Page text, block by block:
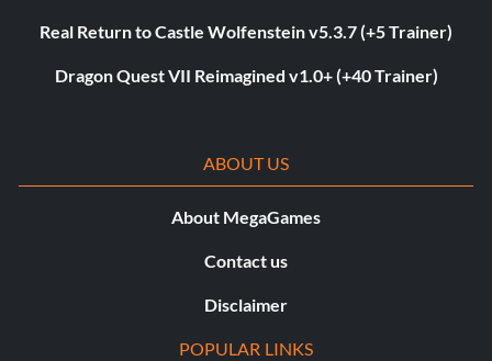
Real Return to Castle Wolfenstein v5.3.7 (+5 Trainer)
Dragon Quest VII Reimagined v1.0+ (+40 Trainer)
ABOUT US
About MegaGames
Contact us
Disclaimer
POPULAR LINKS